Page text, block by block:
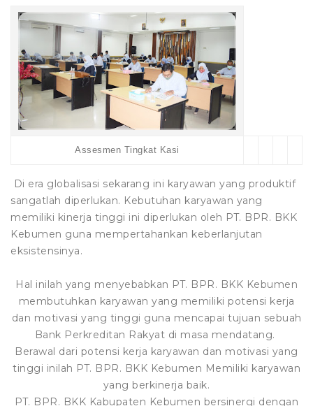
Assesmen Tingkat Kasi
Di era globalisasi sekarang ini karyawan yang produktif
sangatlah diperlukan. Kebutuhan karyawan yang
memiliki kinerja tinggi ini diperlukan oleh PT. BPR. BKK
Kebumen guna mempertahankan keberlanjutan
eksistensinya.
Hal inilah yang menyebabkan PT. BPR. BKK Kebumen
membutuhkan karyawan yang memiliki potensi kerja
dan motivasi yang tinggi guna mencapai tujuan sebuah
Bank Perkreditan Rakyat di masa mendatang.
Berawal dari potensi kerja karyawan dan motivasi yang
tinggi inilah PT. BPR. BKK Kebumen Memiliki karyawan
yang berkinerja baik.
PT. BPR. BKK Kabupaten Kebumen bersinergi dengan